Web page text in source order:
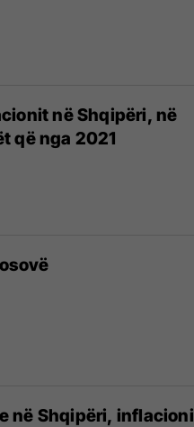
në Shqipëri, në
që nga 2021
në Shqipëri, inflacioni